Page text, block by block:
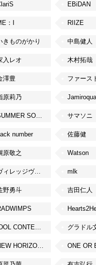
EBiDAN
：I RIIZE
きものがかり 中島健人
入レオ 木村拓哉
澤豊
原莉乃
SUMMER SONIC サマソニ
number 佐藤健
原敬之 Watson
ヴィレッジヴァンガード mlk
野勇斗 吉田仁人
IDOL CONTENT EXPO グラドル
NEW HORIZON FEST ONE OR